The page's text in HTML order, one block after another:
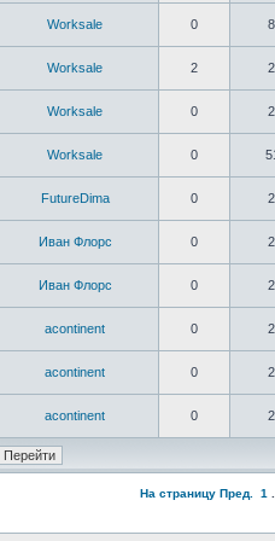
Worksale 0
Worksale 2
Worksale 0
Worksale 0
FutureDima 0
Иван Флорс 0
Иван Флорс 0
acontinent 0
acontinent 0
acontinent 0
На страницу Пред. 1